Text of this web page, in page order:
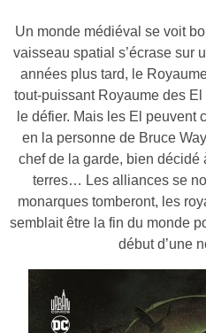
Un monde médiéval se voit
vaisseau spatial s’écrase sur
années plus tard, le
tout-puissant Royaume des
le défier. Mais les El peuvent
en la personne de Bruce
chef de la garde, bien
terres… Les alliances se
monarques tomberont, les
semblait être la fin du monde
début d’une